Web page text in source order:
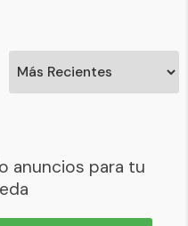
anuncios para tu